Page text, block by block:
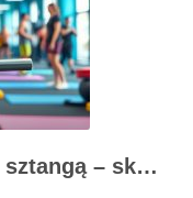
Ćwiczenia na pośladki ze sztangą – skuteczne metody i techniki treningowe